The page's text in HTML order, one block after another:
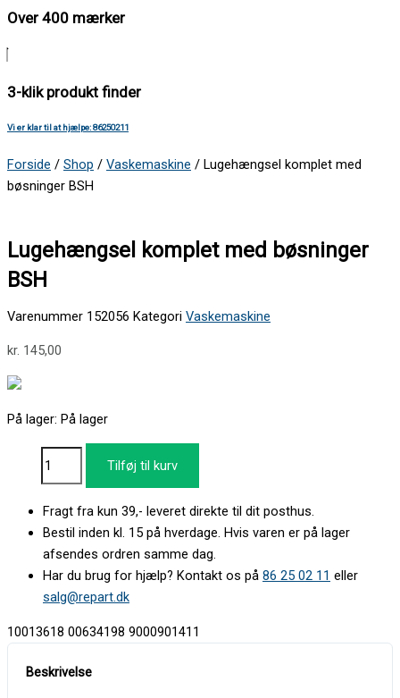
Over 400 mærker
3-klik produkt finder
Vi er klar til at hjælpe: 86250211
Forside / Shop / Vaskemaskine / Lugehængsel komplet med
bøsninger BSH
Lugehængsel komplet med bøsninger
BSH
Varenummer 152056 Kategori Vaskemaskine
kr. 145,00
På lager: På lager
Tilføj til kurv
Fragt fra kun 39,- leveret direkte til dit posthus.
Bestil inden kl. 15 på hverdage. Hvis varen er på lager
afsendes ordren samme dag.
Har du brug for hjælp? Kontakt os på 86 25 02 11 eller
salg@repart.dk
10013618 00634198 9000901411